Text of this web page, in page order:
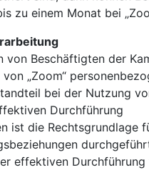
zu einem Monat bei
von Beschäftigten der
„Zoom“
bei der Nutzung
Durchführung
ist die
effektiven Durchführung